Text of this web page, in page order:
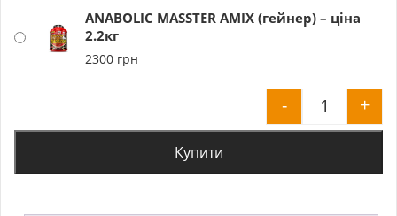
ANABOLIC MASSTER AMIX (гейнер) – ціна
2.2кг
2300 грн
- +
Купити